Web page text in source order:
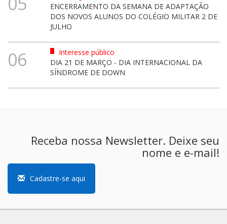
ENCERRAMENTO DA SEMANA DE ADAPTAÇÃO
DOS NOVOS ALUNOS DO COLÉGIO MILITAR 2 DE
JULHO
06
Interesse público
DIA 21 DE MARÇO - DIA INTERNACIONAL DA
SÍNDROME DE DOWN
Receba nossa Newsletter. Deixe seu
nome e e-mail!
Cadastre-se aqui